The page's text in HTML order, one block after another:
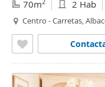
70m 2 Hab
Centro - Carretas,